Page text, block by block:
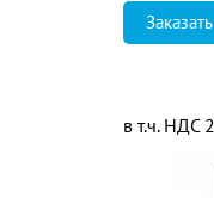
Заказать
в т.ч. НДС